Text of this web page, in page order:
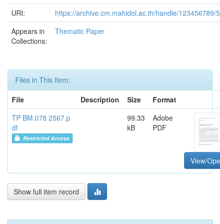
URI:
https://archive.cm.mahidol.ac.th/handle/123456789/
Appears in
Collections:
Thematic Paper
Files in This Item:
File
Description Size
Format
TP BM.078 2567.p
df
Restricted Access
99.33
kB
Adobe
PDF
View/
Show full item record